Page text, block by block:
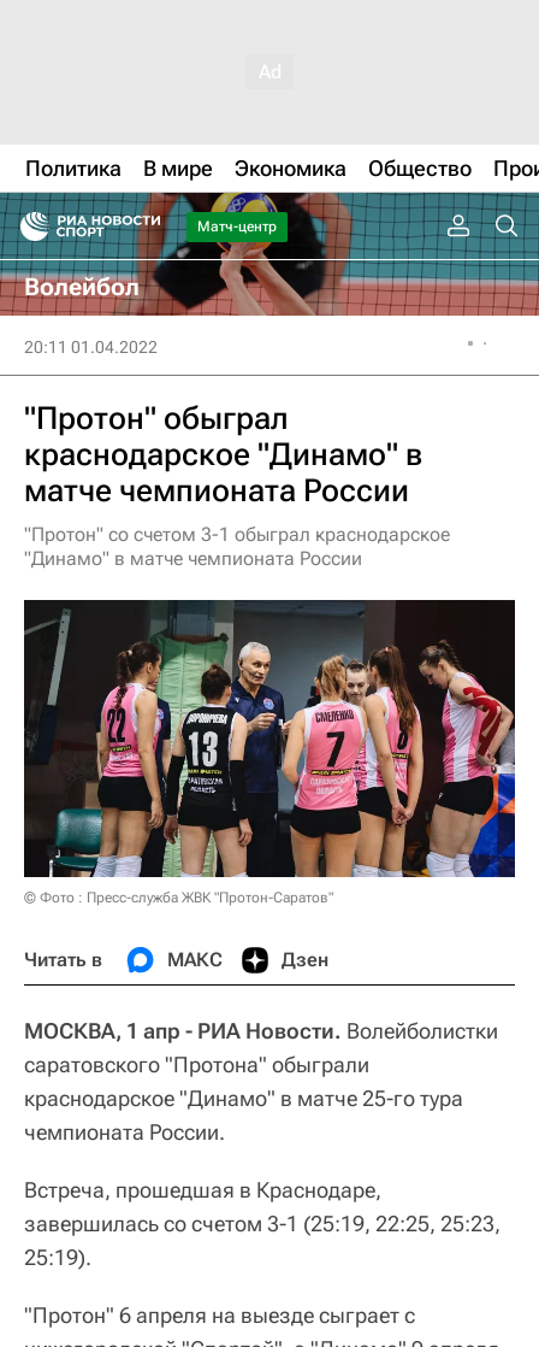
Политика В мире Экономика Общество
Матч-центр
Волейбол
20:11 01.04.2022
"Протон" обыграл
краснодарское "Динамо" в
матче чемпионата России
"Протон" со счетом 3-1 обыграл краснодарское
"Динамо" в матче чемпионата России
© Фото : Пресс-служба ЖВК "Протон-Саратов"
Читать в МАКС Дзен
МОСКВА, 1 апр - РИА Новости. Волейболистки
саратовского "Протона" обыграли
краснодарское "Динамо" в матче 25-го тура
чемпионата России.
Встреча, прошедшая в Краснодаре,
завершилась со счетом 3-1 (25:19, 22:25, 25:23,
25:19).
"Протон" 6 апреля на выезде сыграет с